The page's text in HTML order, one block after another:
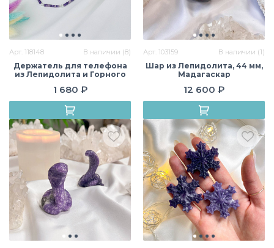
Арт. 118148 В наличии (8)
Держатель для телефона
из Лепидолита и Горного
1 680 ₽
Арт. 103159 В наличии (1)
Шар из Лепидолита, 44 мм,
Мадагаскар
12 600 ₽